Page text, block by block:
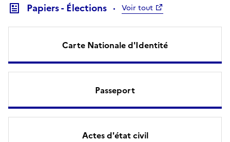
Papiers - Élections Voir tout
Carte Nationale d'Identité
Passeport
Actes d'état civil